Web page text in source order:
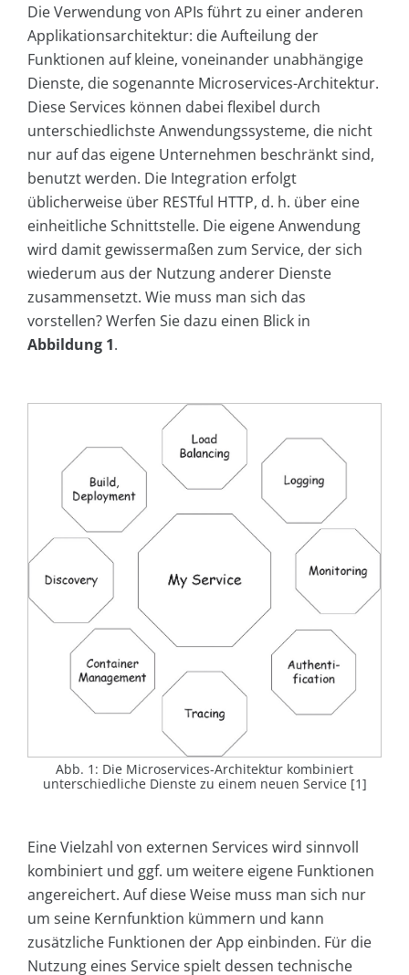
Die Verwendung von APIs führt zu einer anderen
Applikationsarchitektur: die Aufteilung der
Funktionen auf kleine, voneinander unabhängige
Dienste, die sogenannte Microservices-Architektur.
Diese Services können dabei flexibel durch
unterschiedlichste Anwendungssysteme, die nicht
nur auf das eigene Unternehmen beschränkt sind,
benutzt werden. Die Integration erfolgt
üblicherweise über RESTful HTTP, d. h. über eine
einheitliche Schnittstelle. Die eigene Anwendung
wird damit gewissermaßen zum Service, der sich
wiederum aus der Nutzung anderer Dienste
zusammensetzt. Wie muss man sich das
vorstellen? Werfen Sie dazu einen Blick in
Abbildung 1.
Abb. 1: Die Microservices-Architektur kombiniert
unterschiedliche Dienste zu einem neuen Service [1]
Eine Vielzahl von externen Services wird sinnvoll
kombiniert und ggf. um weitere eigene Funktionen
angereichert. Auf diese Weise muss man sich nur
um seine Kernfunktion kümmern und kann
zusätzliche Funktionen der App einbinden. Für die
Nutzung eines Service spielt dessen technische